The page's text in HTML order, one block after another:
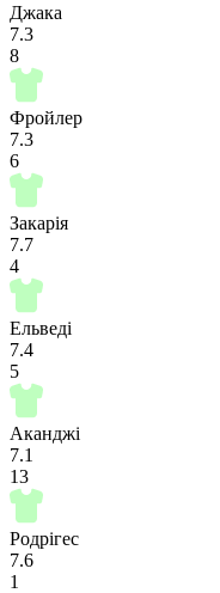
Джака
7.3
8
Фройлер
7.3
6
Закарія
7.7
4
Ельведі
7.4
5
Аканджі
7.1
13
Родрігес
7.6
1